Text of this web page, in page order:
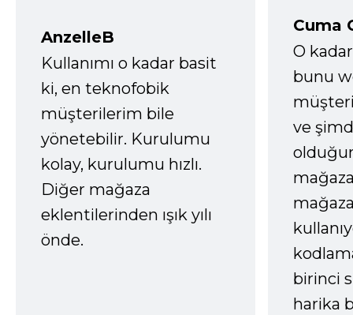
AnzelleB
Kullanımı o kadar basit
ki, en teknofobik
müşterilerim bile
yönetebilir. Kurulumu
kolay, kurulumu hızlı.
Diğer mağaza
eklentilerinden ışık yılı
önde.
Cuma
O
bunu
ve
birinci
harika